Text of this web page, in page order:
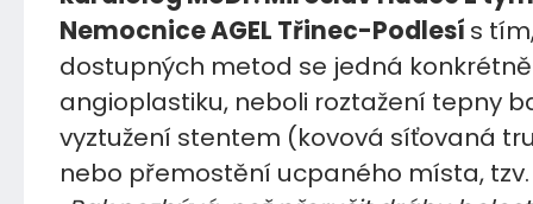
Nemocnice AGEL Třinec-Podlesí s
dostupných metod se jedná
angioplastiku, neboli roztažení tepny
vyztužení stentem (kovová síťovaná
nebo přemostění ucpaného místa,